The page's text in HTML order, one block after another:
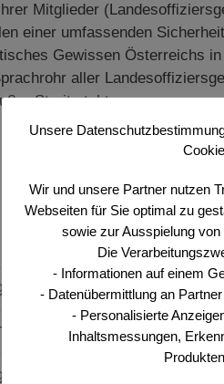
Mitglieder
einer umfassenden
Gewissen Österreichs
aller
Streit steht.
Mag. Erich Cibulka
Mag. Bruno G.
Mag. Stefan Fuchs, MA
Unsere
Wir und unsere Partner nutzen
Webseiten für Sie optimal zu
sowie zur Ausspielung
Die
- Informationen auf einem
- Datenübermittlung an
- Personalisierte
Inhaltsmessungen,